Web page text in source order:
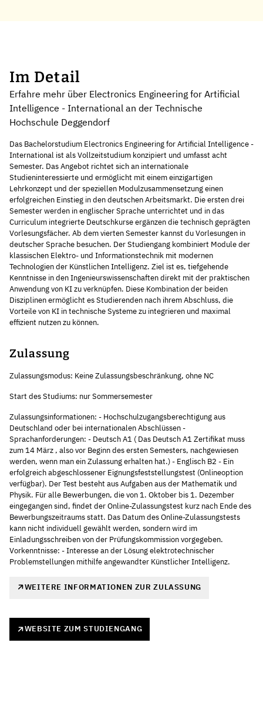
Im Detail
Erfahre mehr über Electronics Engineering for Artificial
Intelligence - International an der Technische
Hochschule Deggendorf
Das Bachelorstudium Electronics Engineering for Artificial Intelligence -
International ist als Vollzeitstudium konzipiert und umfasst acht
Semester. Das Angebot richtet sich an internationale
Studieninteressierte und ermöglicht mit einem einzigartigen
Lehrkonzept und der speziellen Modulzusammensetzung einen
erfolgreichen Einstieg in den deutschen Arbeitsmarkt. Die ersten drei
Semester werden in englischer Sprache unterrichtet und in das
Curriculum integrierte Deutschkurse ergänzen die technisch geprägten
Vorlesungsfächer. Ab dem vierten Semester kannst du Vorlesungen in
deutscher Sprache besuchen. Der Studiengang kombiniert Module der
klassischen Elektro- und Informationstechnik mit modernen
Technologien der Künstlichen Intelligenz. Ziel ist es, tiefgehende
Kenntnisse in den Ingenieurswissenschaften direkt mit der praktischen
Anwendung von KI zu verknüpfen. Diese Kombination der beiden
Disziplinen ermöglicht es Studierenden nach ihrem Abschluss, die
Vorteile von KI in technische Systeme zu integrieren und maximal
effizient nutzen zu können.
Zulassung
Zulassungsmodus: Keine Zulassungsbeschränkung, ohne NC
Start des Studiums: nur Sommersemester
Zulassungsinformationen: - Hochschulzugangsberechtigung aus
Deutschland oder bei internationalen Abschlüssen -
Sprachanforderungen: - Deutsch A1 ( Das Deutsch A1 Zertifikat muss
zum 14 März , also vor Beginn des ersten Semesters, nachgewiesen
werden, wenn man ein Zulassung erhalten hat.) - Englisch B2 - Ein
erfolgreich abgeschlossener Eignungsfeststellungstest (Onlineoption
verfügbar). Der Test besteht aus Aufgaben aus der Mathematik und
Physik. Für alle Bewerbungen, die von 1. Oktober bis 1. Dezember
eingegangen sind, findet der Online-Zulassungstest kurz nach Ende des
Bewerbungszeitraums statt. Das Datum des Online-Zulassungstests
kann nicht individuell gewählt werden, sondern wird im
Einladungsschreiben von der Prüfungskommission vorgegeben.
Vorkenntnisse: - Interesse an der Lösung elektrotechnischer
Problemstellungen mithilfe angewandter Künstlicher Intelligenz.
WEITERE INFORMATIONEN ZUR ZULASSUNG
WEBSITE ZUM STUDIENGANG